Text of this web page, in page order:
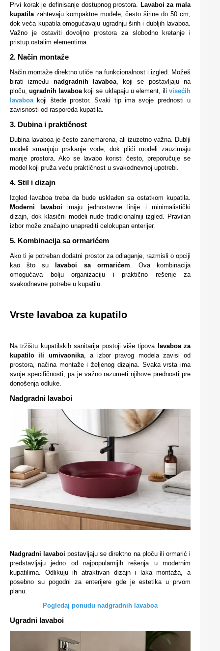
Prvi korak je definisanje dostupnog prostora. Lavaboi za mala
kupatilazahtevaju kompaktne modele, često širine do 50 cm,
dok veća kupatila omogućavaju ugradnju širih i dubljih lavaboa.
Važno je ostaviti dovoljno prostora za slobodno kretanje i
pristup ostalim elementima.
2. Način montaže
Način montaže direktno utiče na funkcionalnost i izgled. Možeš
birati između nadgradnih lavaboa, koji se postavljaju na
ploču,ugradnih lavaboakoji se uklapaju u element, ilivisećih
lavaboakoji štede prostor. Svaki tip ima svoje prednosti u
zavisnosti od rasporeda kupatila.
3. Dubina i praktičnost
Dubina lavaboa je često zanemarena, ali izuzetno važna. Dublji
modeli smanjuju prskanje vode, dok plići modeli zauzimaju
manje prostora. Ako se lavabo koristi često, preporučuje se
model koji pruža veću praktičnost u svakodnevnoj upotrebi.
4. Stil i dizajn
Izgled lavaboa treba da bude usklađen sa ostatkom kupatila.
Moderni lavaboi imaju jednostavne linije i minimalistički
dizajn, dok klasični modeli nude tradicionalniji izgled. Pravilan
izbor može značajno unaprediti celokupan enterijer.
5. Kombinacija sa ormarićem
Ako ti je potreban dodatni prostor za odlaganje, razmisli o opciji
kao što su
lavaboi sa ormarićem. Ova kombinacija
omogućava bolju organizaciju i praktično rešenje za
svakodnevne potrebe u kupatilu.
Vrste lavaboa za kupatilo
Na tržištu kupatilskih sanitarija postoji više tipova lavaboa za
kupatilo ili umivaonika, a izbor pravog modela zavisi od
prostora, načina montaže i željenog dizajna. Svaka vrsta ima
svoje specifičnosti, pa je važno razumeti njihove prednosti pre
donošenja odluke.
Nadgradni lavaboi
Nadgradni lavaboi postavljaju se direktno na ploču ili ormarić i
predstavljaju jedno od najpopularnijih rešenja u modernim
kupatilima. Odlikuju ih atraktivan dizajn i laka montaža, a
posebno su pogodni za enterijere gde je estetika u prvom
planu.
Pogledaj ponudu nadgradnih lavaboa
Ugradni lavaboi